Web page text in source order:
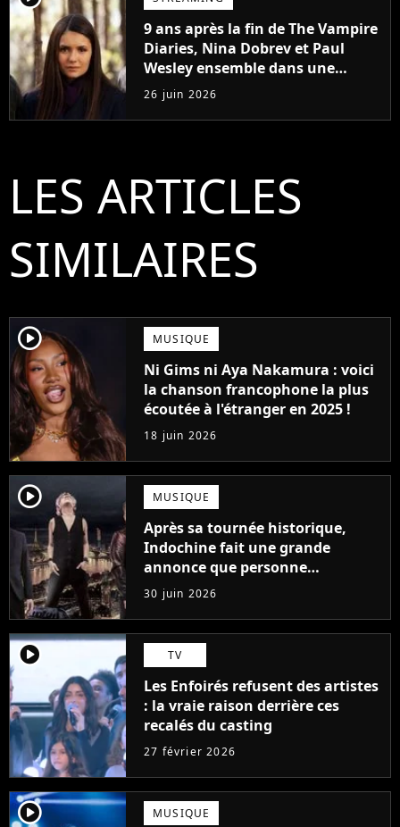
9 ans après la fin de The Vampire
Diaries, Nina Dobrev et Paul
Wesley ensemble dans une
nouvelle série
26 juin 2026
LES ARTICLES
SIMILAIRES
player2 MUSIQUE
Ni Gims ni Aya Nakamura : voici
la chanson francophone la plus
écoutée à l'étranger en 2025 !
18 juin 2026
player2 MUSIQUE
Après sa tournée historique,
Indochine fait une grande
annonce que personne
n'attendait
30 juin 2026
player2 TV
Les Enfoirés refusent des artistes
: la vraie raison derrière ces
recalés du casting
27 février 2026
player2 MUSIQUE